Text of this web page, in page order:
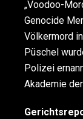
„Voodoo-
Genocide
Völkermord
Püschel
Polizei
Akademie